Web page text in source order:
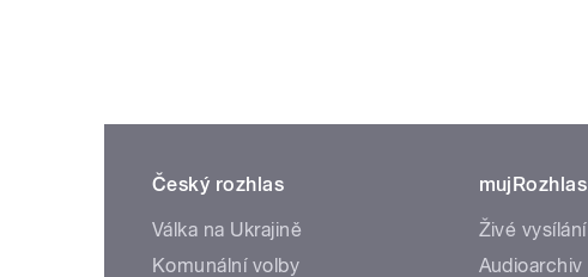
Český rozhlas
Válka na Ukrajině
Komunální volby
mujRozhlas
Živé vysílání
Audioarchiv